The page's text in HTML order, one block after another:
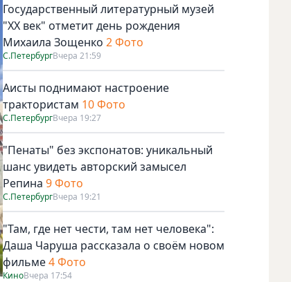
Государственный литературный музей
"ХХ век" отметит день рождения
Михаила Зощенко 2 Фото
С.ПетербургВчера 21:59
Аисты поднимают настроение
трактористам 10 Фото
С.ПетербургВчера 19:27
"Пенаты" без экспонатов: уникальный
шанс увидеть авторский замысел
Репина 9 Фото
С.ПетербургВчера 19:21
"Там, где нет чести, там нет человека":
Даша Чаруша рассказала о своём новом
фильме4 Фото
КиноВчера 17:54